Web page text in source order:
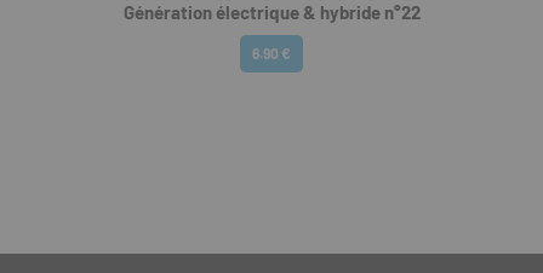
Génération électrique & hybride n°22
6.90 €